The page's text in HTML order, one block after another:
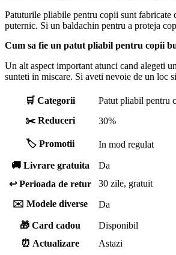
Patuturile pliabile pentru copii sunt fabricate
puternic. Si un baldachin pentru a proteja
Cum sa fie un patut pliabil pentru copii
Un alt aspect important atunci cand alegeti
sunteti in miscare. Si aveti nevoie de un loc
🛒 Categorii
Patut pliabil pentru
✂️ Reduceri
30%
🏷️ Promotii In mod regulat
🚚 Livrare gratuita
Da
↩️ Perioada de retur
30 zile, gratuit
✉️ Modele diverse
Da
🎁 Card cadou
Disponibil
⏰ Actualizare
Astazi